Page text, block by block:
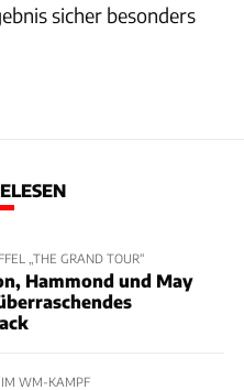
sicher besonders
„THE GRAND TOUR“
Hammond und May
IM WM-KAMPF